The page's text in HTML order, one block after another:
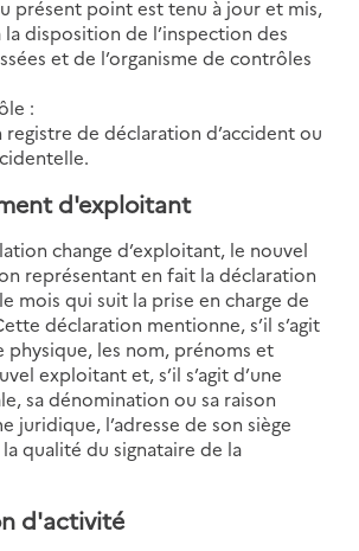
présent point est tenu à jour et mis,
la disposition de l’inspection des
et de l’organisme de contrôles
:
registre de déclaration d’accident ou
d'exploitant
change d’exploitant, le nouvel
représentant en fait la déclaration
mois qui suit la prise en charge de
déclaration mentionne, s’il s’agit
physique, les nom, prénoms et
exploitant et, s’il s’agit d’une
sa dénomination ou sa raison
juridique, l’adresse de son siège
qualité du signataire de la
d'activité